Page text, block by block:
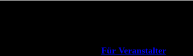
Für Veranstalter